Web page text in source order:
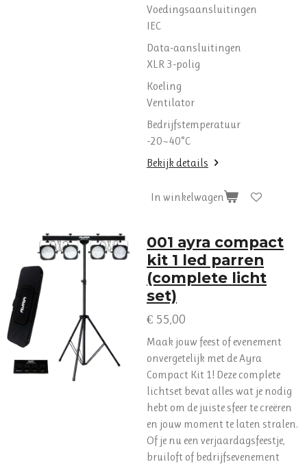
Voedingsaansluitingen
IEC
Data-aansluitingen
XLR 3-polig
Koeling
Ventilator
Bedrijfstemperatuur
-20~40°C
Bekijk details
In winkelwagen
001 ayra compact
kit 1 led parren
(complete licht
set)
€ 55,00
Maak jouw feest of evenement
onvergetelijk met de Ayra
Compact Kit 1! Deze complete
lichtset bevat alles wat je nodig
hebt om de juiste sfeer te creëren
en jouw moment te laten stralen.
Of je nu een verjaardagsfeestje,
bruiloft of bedrijfsevenement